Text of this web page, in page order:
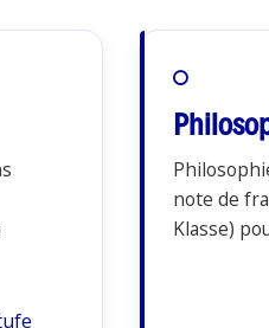
note de
Klasse)